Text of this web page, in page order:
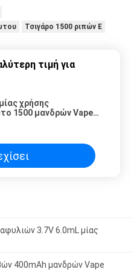
Τσιγάρο 1500 ριπών Ε
τιμή για
χρήσης
1500 μανδρών Vape
3.7V 6.0mL μίας
400mAh μανδρών Vape